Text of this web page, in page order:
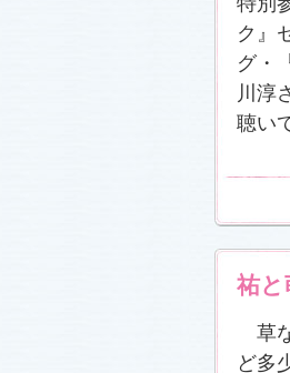
ク』
グ・
川淳
聴い
祐と
草
ど多